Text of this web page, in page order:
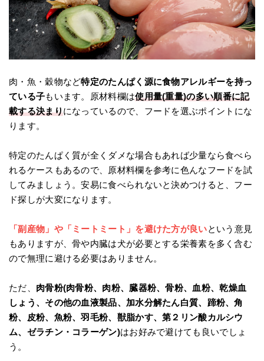
肉・魚・穀物など特定のたんぱく源に食物アレルギーを持っ
ている子もいます。原材料欄は使用量(重量)の多い順番に記
載する決まりになっているので、フードを選ぶポイントにな
ります。
特定のたんぱく質が全くダメな場合もあれば少量なら食べら
れるケースもあるので、原材料欄を参考に色んなフードを試
してみましょう。安易に食べられないと決めつけると、フー
ド探しが大変になります。
「副産物」や「ミートミート」を避けた方が良いという意見
もありますが、骨や内臓は犬が必要とする栄養素を多く含む
ので無理に避ける必要はありません。
ただ、 肉骨粉(肉骨粉、肉粉、臓器粉、骨粉、血粉、乾燥血
しょう、その他の血液製品、加水分解たん白質、蹄粉、角
粉、皮粉、魚粉、羽毛粉、獣脂かす、第２リン酸カルシウ
ム、ゼラチン・コラーゲン)はお好みで避けても良いでしょ
う。